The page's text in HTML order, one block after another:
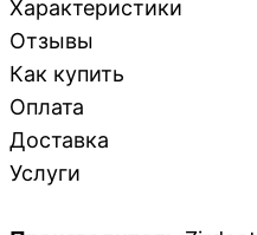
Характеристики
Отзывы
Как купить
Оплата
Доставка
Услуги